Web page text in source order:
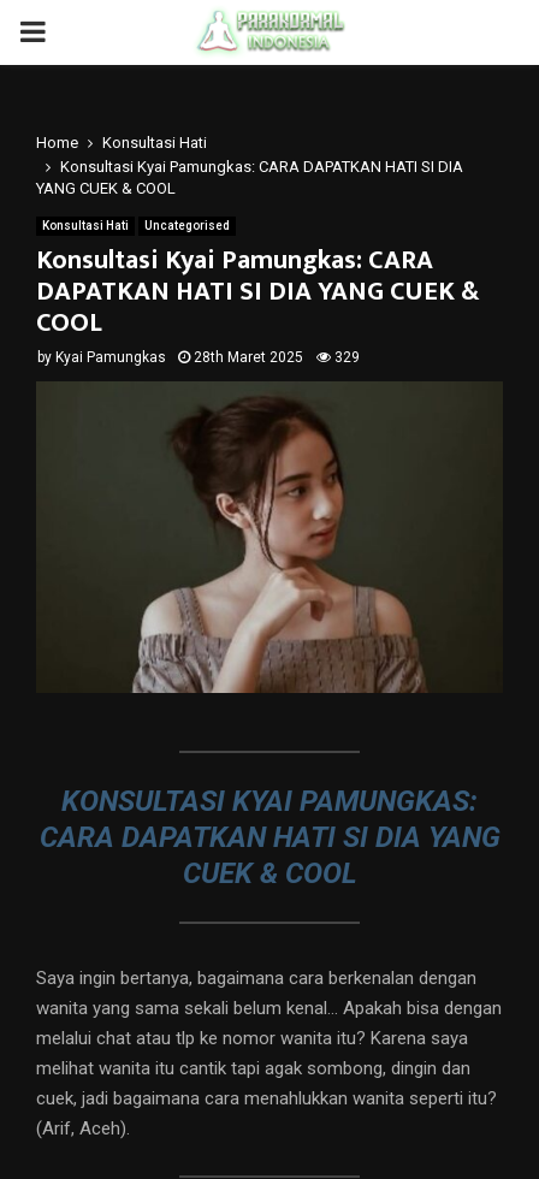
PRIMARY
Home
Konsultasi Hati
Konsultasi Kyai Pamungkas: CARA DAPATKAN HATI SI DIA
YANG CUEK & COOL
Konsultasi Hati Uncategorised
Konsultasi Kyai Pamungkas: CARA
DAPATKAN HATI SI DIA YANG CUEK &
COOL
by Kyai Pamungkas 28th Maret 2025 329
KONSULTASI KYAI PAMUNGKAS:
CARA DAPATKAN HATI SI DIA YANG
CUEK & COOL
Saya ingin bertanya, bagaimana cara berkenalan dengan
wanita yang sama sekali belum kenal… Apakah bisa dengan
melalui chat atau tlp ke nomor wanita itu? Karena saya
melihat wanita itu cantik tapi agak sombong, dingin dan
cuek, jadi bagaimana cara menahlukkan wanita seperti itu?
(Arif, Aceh).